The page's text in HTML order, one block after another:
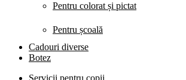
Pentru colorat și pictat
Pentru școală
Cadouri diverse
Botez
Servicii pentru copii